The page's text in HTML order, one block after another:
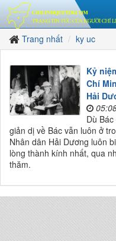
Trang nhất ky uc
Kỷ
Chí
Hải
Dù
giản dị về Bác vẫn luôn ở
Nhân dân Hải Dương luôn
lòng thành kính nhất, qua
thăm.